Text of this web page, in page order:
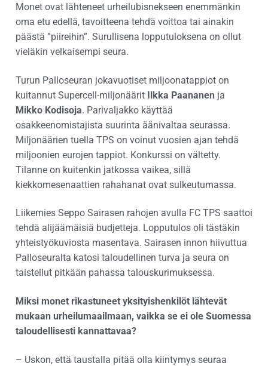
Monet ovat lähteneet urheilubisnekseen enemmänkin
oma etu edellä, tavoitteena tehdä voittoa tai ainakin
päästä ”piireihin”. Surullisena lopputuloksena on ollut
vieläkin velkaisempi seura.
Turun Palloseuran jokavuotiset miljoonatappiot on
kuitannut Supercell-miljonäärit Ilkka Paananen ja
Mikko Kodisoja. Parivaljakko käyttää
osakkeenomistajista suurinta äänivaltaa seurassa.
Miljonäärien tuella TPS on voinut vuosien ajan tehdä
miljoonien eurojen tappiot. Konkurssi on vältetty.
Tilanne on kuitenkin jatkossa vaikea, sillä
kiekkomesenaattien rahahanat ovat sulkeutumassa.
Liikemies Seppo Sairasen rahojen avulla FC TPS saattoi
tehdä alijäämäisiä budjetteja. Lopputulos oli tästäkin
yhteistyökuviosta masentava. Sairasen innon hiivuttua
Palloseuralta katosi taloudellinen turva ja seura on
taistellut pitkään pahassa talouskurimuksessa.
Miksi monet rikastuneet yksityishenkilöt lähtevät
mukaan urheilumaailmaan, vaikka se ei ole Suomessa
taloudellisesti kannattavaa?
– Uskon, että taustalla pitää olla kiintymys seuraa